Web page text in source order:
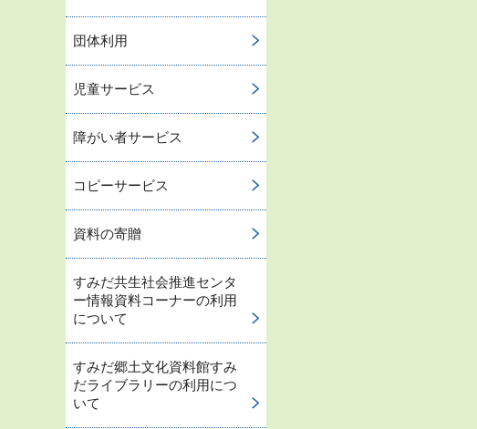
団体利用
児童サービス
障がい者サービス
コピーサービス
資料の寄贈
すみだ共生社会推進センタ
ー情報資料コーナーの利用
について
すみだ郷土文化資料館すみ
だライブラリーの利用につ
いて